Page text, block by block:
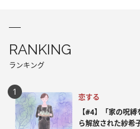
RANKING
ランキング
恋する
【#4】「家の呪
ら解放された紗希